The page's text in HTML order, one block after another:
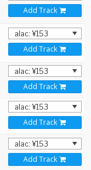
Add Track
Add Track
Add Track
Add Track
Add Track